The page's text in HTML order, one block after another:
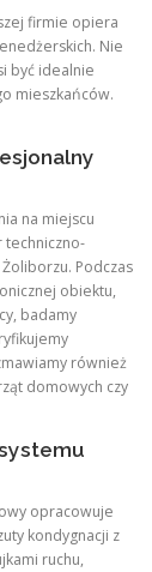
firmie opiera
Nie
być idealnie
mieszkańców.
na miejscu
techniczno-
Podczas
obiektu,
badamy
również
domowych czy
opracowuje
kondygnacji z
ruchu,